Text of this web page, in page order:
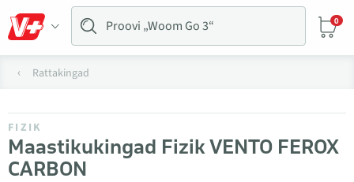
0
Rattakingad
FIZIK
Maastikukingad Fizik VENTO FEROX
CARBON